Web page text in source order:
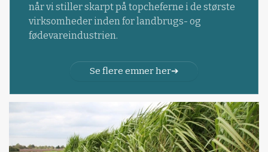
når vi stiller skarpt på topcheferne i de største
virksomheder inden for landbrugs- og
fødevareindustrien.
Se flere emner her